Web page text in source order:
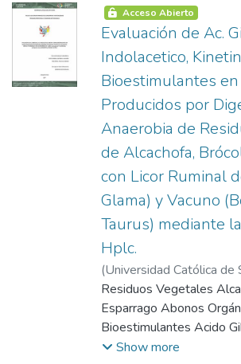
Enfermedad de
Síntomas Físicos y
Incidencia de la
en El Mundo Terapia con
Osmolitos Función de los
Orgánicos Bioinformática
Molecular
de Fuerza para
Optimización Geométrica
Molecular Interacción
Validación de
Estadística Metodología
Computacionales
Análisis de la Estructura
Proteína Huntingtina
Primer Exón de la
Construcción del Primer
Huntingtina Mutada
Osmolitos Orgánicos
Acceso Abierto
Evaluación de Ac.
Indolacetico,
Bioestimulantes
Producidos por
Anaerobia de
de Alcachofa,
con Licor Ruminal
Glama) y Vacuno
Taurus) mediante
Hplc.
(Universidad Católica de
2009-05-13)Raffo
Milagros;Vega Pinto,
Residuos Vegetales
Esparrago Abonos
Bioestimulantes Acido
Acido Indolacetico
Show more